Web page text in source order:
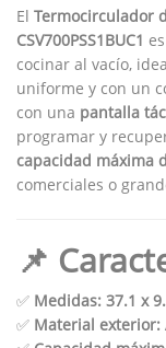
El Termocirculador
CSV700PSS1BUC1
cocinar al vacío,
uniforme y con un
con una pantalla
programar y
capacidad máxima
comerciales o
📌
✅ Medidas: 37.1 x
✅ Material exterior: